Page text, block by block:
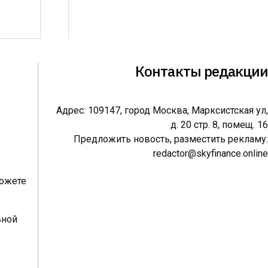
Контакты редакции
Адрес: 109147, город Москва, Марксистская ул,
д. 20 стр. 8, помещ. 16
Предложить новость, разместить рекламу:
redactor@skyfinance.online